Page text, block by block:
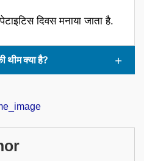
दिवस मनाया जाता है.
थीम क्या है?